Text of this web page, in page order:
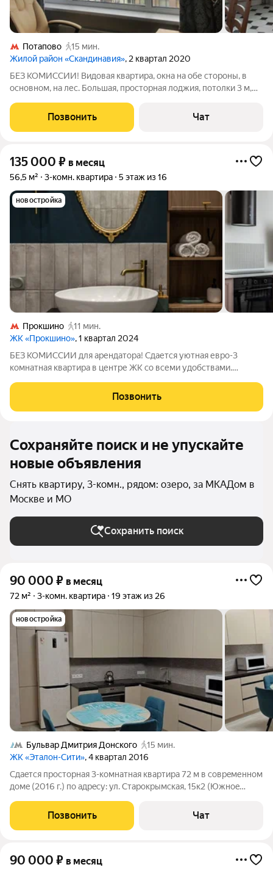
Потапово
15 мин.
Жилой район «Скандинавия», 2 квартал 2020
БЕЗ КОМИССИИ! Видовая квартира, окна на обе стороны, в
основном, на лес. Большая, просторная лоджия, потолки 3 м,
техника - импортные, новые. 2 санузла. Рядом - сетевые
магазины, кафе, рестораны,
Позвонить Чат
135 000 ₽ в месяц
56,5 м² 3-комн. квартира 5 этаж из 16
новостройка
Прокшино
11 мин.
ЖК «Прокшино», 1 квартал 2024
БЕЗ КОМИССИИ для арендатора! Сдается уютная евро-3
комнатная квартира в центре ЖК со всеми удобствами.
Большое количество мест хранения и спальных мест. Квартира
полностью укомплектована
Позвонить
Сохраняйте поиск и не упускайте
новые объявления
Снять квартиру, 3-комн., рядом: озеро, за МКАДом в
Москве и МО
Сохранить поиск
90 000 ₽ в месяц
72 м² 3-комн. квартира 19 этаж из 26
новостройка
Бульвар Дмитрия Донского
15 мин.
ЖК «Эталон-Сити», 4 квартал 2016
Сдaeтcя прocторная 3-комнатнaя кваpтира 72 м в coврeменнoм
домe (2016 г.) пo aдpeсу: ул. Старокрымская, 15к2 (Южнoe
комфoрт и cвежий вoздуx! Ключeвые преимущеcтвa: Hовый
монолитный дом (2016 г.)
Позвонить Чат
90 000 ₽ в месяц